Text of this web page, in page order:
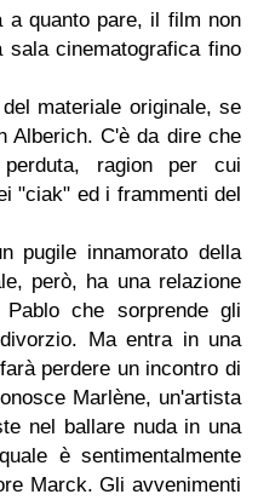
a quanto pare, il film non
cinematografica fino
materiale originale, se
Alberich. C'è da dire che
ragion per cui
"ciak" ed i frammenti del
pugile innamorato della
però, ha una relazione
che sorprende gli
Ma entra in una
perdere un incontro di
Marlène, un'artista
nel ballare nuda in una
è sentimentalmente
Marck. Gli avvenimenti